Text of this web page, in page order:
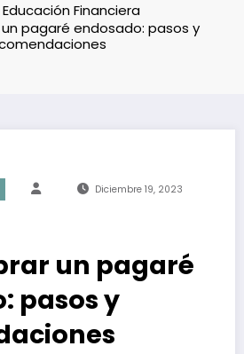
Educación Financiera
pagaré endosado: pasos y
Diciembre 19, 2023
un pagaré
pasos y